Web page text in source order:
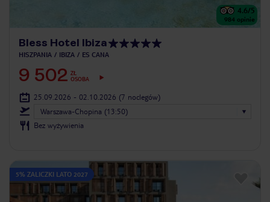
4.6/5
984 opinie
Bless Hotel Ibiza
HISZPANIA IBIZA ES CANA
9 502 ZŁ
OSOBA
25.09.2026 - 02.10.2026 (7 noclegów)
Warszawa-Chopina (13:50)
Bez wyżywienia
5% ZALICZKI LATO 2027